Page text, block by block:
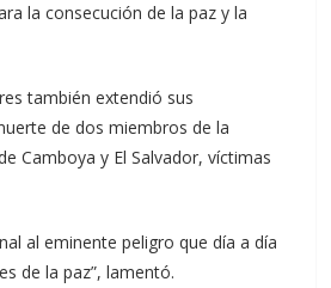
la consecución de la paz y la
también extendió sus
de dos miembros de la
Camboya y El Salvador, víctimas
al eminente peligro que día a día
de la paz”, lamentó.